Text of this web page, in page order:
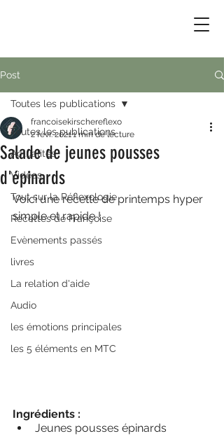
Post
Toutes les publications
Actualités
Vidéos
Tout sur la Réflexologie
Recettes de Françoise
Evènements passés
livres
La relation d'aide
Audio
les émotions principales
les 5 éléments en MTC
Toutes les publications
Salade de jeunes pousses
d'épinards
francoisekirschereflexo
2 févr. 20211 min de lecture
Voici une recette de printemps hyper
simple et rapide !
Ingrédients :
Jeunes pousses épinards